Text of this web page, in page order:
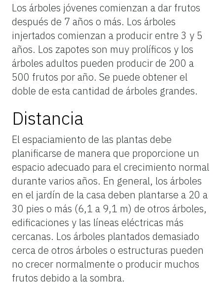
Los árboles jóvenes comienzan a dar frutos
después de 7 años o más. Los árboles
injertados comienzan a producir entre 3 y 5
años. Los zapotes son muy prolíficos y los
árboles adultos pueden producir de 200 a
500 frutos por año. Se puede obtener el
doble de esta cantidad de árboles grandes.
Distancia
El espaciamiento de las plantas debe
planificarse de manera que proporcione un
espacio adecuado para el crecimiento normal
durante varios años. En general, los árboles
en el jardín de la casa deben plantarse a 20 a
30 pies o más (6,1 a 9,1 m) de otros árboles,
edificaciones y las líneas eléctricas más
cercanas. Los árboles plantados demasiado
cerca de otros árboles o estructuras pueden
no crecer normalmente o producir muchos
frutos debido a la sombra.